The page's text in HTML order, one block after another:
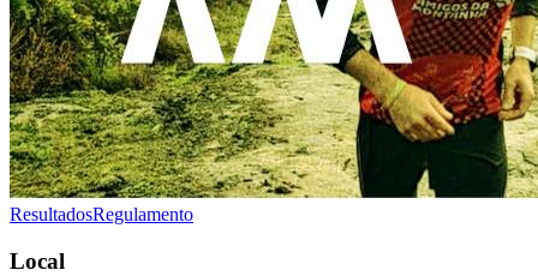
ResultadosRegulamento
Local